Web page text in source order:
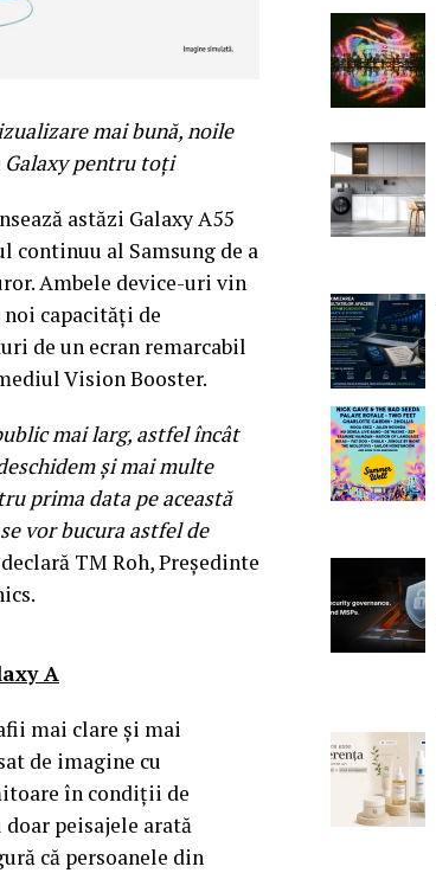
mai bună, noile
Galaxy pentru toți
astăzi Galaxy A55
continuu al Samsung de a
Ambele device-uri vin
capacități de
de un ecran remarcabil
Vision Booster.
mai larg, astfel încât
și mai multe
prima data pe această
vor bucura astfel de
declară TM Roh, Președinte
A
mai clare și mai
de imagine cu
în condiții de
peisajele arată
că persoanele din